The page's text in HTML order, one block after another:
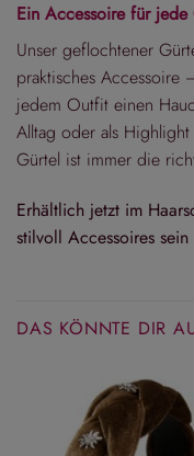
Ein Accessoire für jede
Unser geflochtener
praktisches
jedem Outfit einen
Alltag oder als
Gürtel ist immer die
Erhältlich jetzt im
stilvoll Accessoires
DAS KÖNNTE DIR